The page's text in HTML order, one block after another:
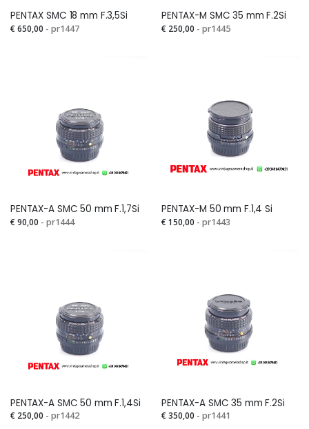
PENTAX SMC 18 mm F.3,5Si
€ 650,00 - pr1447
PENTAX-M SMC 35 mm F.2Si
€ 250,00 - pr1445
PENTAX-A SMC 50 mm F.1,7Si
€ 90,00 - pr1444
PENTAX-M 50 mm F.1,4 Si
€ 150,00 - pr1443
PENTAX-A SMC 50 mm F.1,4Si
€ 250,00 - pr1442
PENTAX-A SMC 35 mm F.2Si
€ 350,00 - pr1441